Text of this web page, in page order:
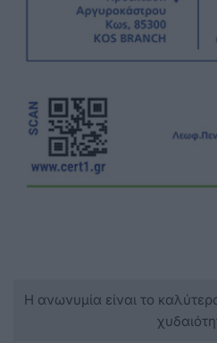
Η ανωνυμία είναι το